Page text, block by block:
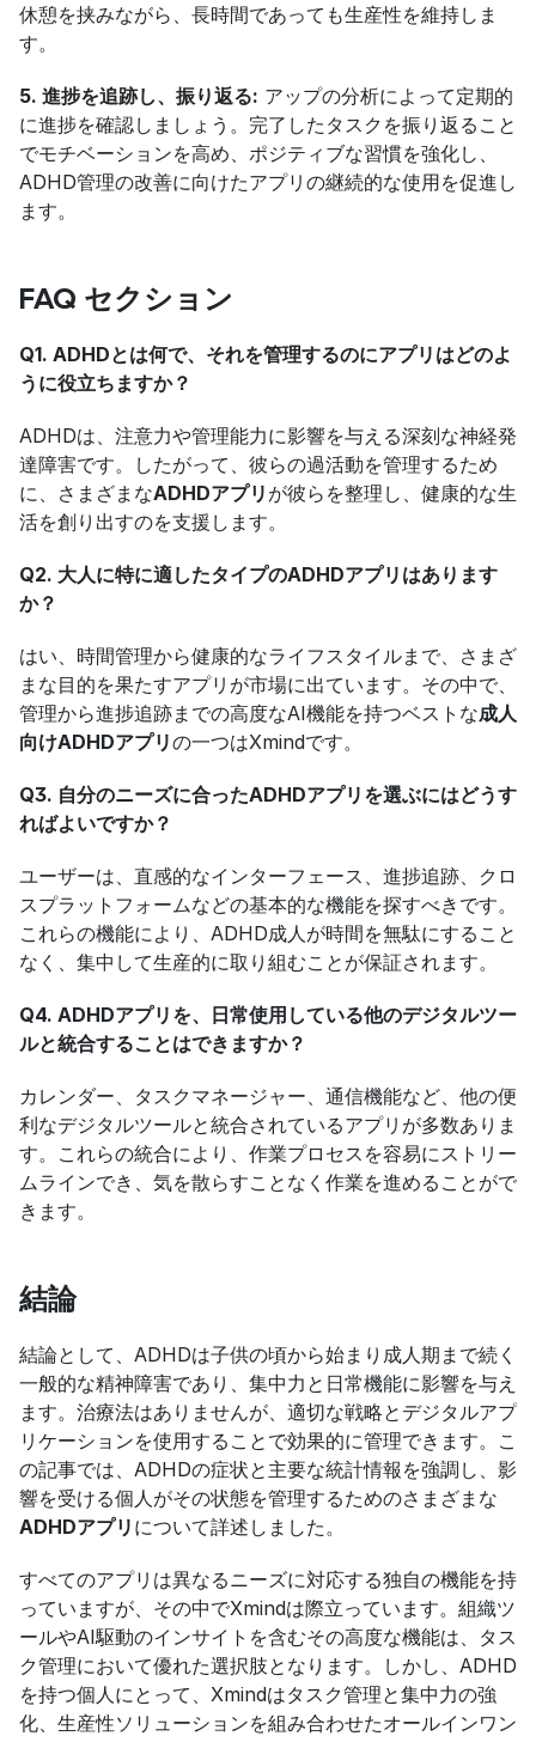
休憩を挟みながら、長時間であっても生産性を維持しま
す。
5. 進捗を追跡し、振り返る: アップの分析によって定期的
に進捗を確認しましょう。完了したタスクを振り返ること
でモチベーションを高め、ポジティブな習慣を強化し、
ADHD管理の改善に向けたアプリの継続的な使用を促進し
ます。
FAQ セクション
Q1. ADHDとは何で、それを管理するのにアプリはどのよ
うに役立ちますか？
ADHDは、注意力や管理能力に影響を与える深刻な神経発
達障害です。したがって、彼らの過活動を管理するため
に、さまざまなADHDアプリ が彼らを整理し、健康的な生
活を創り出すのを支援します。
Q2. 大人に特に適したタイプのADHDアプリはあります
か？
はい、時間管理から健康的なライフスタイルまで、さまざ
まな目的を果たすアプリが市場に出ています。その中で、
管理から進捗追跡までの高度なAI機能を持つベストな成人
向けADHDアプリの一つはXmindです。
Q3. 自分のニーズに合ったADHDアプリを選ぶにはどうす
ればよいですか？
ユーザーは、直感的なインターフェース、進捗追跡、クロ
スプラットフォームなどの基本的な機能を探すべきです。
これらの機能により、ADHD成人が時間を無駄にすること
なく、集中して生産的に取り組むことが保証されます。
Q4. ADHDアプリを、日常使用している他のデジタルツー
ルと統合することはできますか？
カレンダー、タスクマネージャー、通信機能など、他の便
利なデジタルツールと統合されているアプリが多数ありま
す。これらの統合により、作業プロセスを容易にストリー
ムラインでき、気を散らすことなく作業を進めることがで
きます。
結論
結論として、ADHDは子供の頃から始まり成人期まで続く
一般的な精神障害であり、集中力と日常機能に影響を与え
ます。治療法はありませんが、適切な戦略とデジタルアプ
リケーションを使用することで効果的に管理できます。こ
の記事では、ADHDの症状と主要な統計情報を強調し、影
響を受ける個人がその状態を管理するためのさまざまな
ADHDアプリ について詳述しました。
すべてのアプリは異なるニーズに対応する独自の機能を持
っていますが、その中でXmindは際立っています。組織ツ
ールやAI駆動のインサイトを含むその高度な機能は、タス
ク管理において優れた選択肢となります。しかし、ADHD
を持つ個人にとって、Xmindはタスク管理と集中力の強
化、生産性ソリューションを組み合わせたオールインワン